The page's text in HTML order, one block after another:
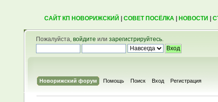
САЙТ КП НОВОРИЖСКИЙ СОВЕТ ПОСЁЛКА| НОВОСТИ
Пожалуйста, войдите или зарегистрируйтесь.
Новорижский форум Помощь Поиск Вход Регистрация